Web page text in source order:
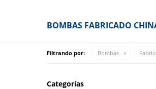
BOMBAS FABRICADO
Filtrando por: Bombas
Categorías